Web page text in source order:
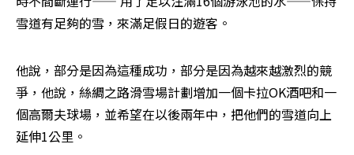
雪道有足夠的雪，來滿足假日的遊客。
他說，部分是因為這種成功，部分是因為越來越激烈的競
爭，他說，絲綢之路滑雪場計劃增加一個卡拉OK酒吧和一
個高爾夫球場，並希望在以後兩年中，把他們的雪道向上
延伸1公里。